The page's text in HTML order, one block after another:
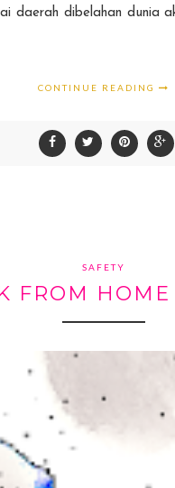
daerah dibelahan dunia
CONTINUE READING
SAFETY
FROM HOME